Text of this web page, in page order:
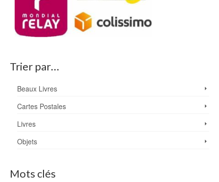
Trier par…
Beaux Livres
Cartes Postales
Livres
Objets
Mots clés